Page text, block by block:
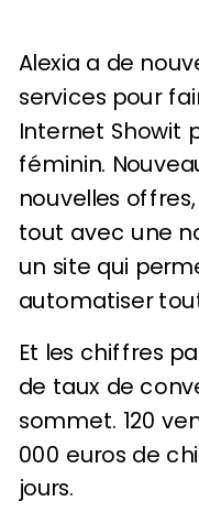
Alexia a de
services pour
Internet Showit
féminin.
nouvelles
tout avec une
un site qui
automatiser
Et les chiffres
de taux de
sommet. 120
000 euros de
jours.